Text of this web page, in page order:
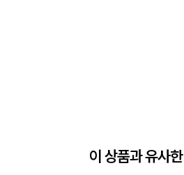
이 상품과 유사한